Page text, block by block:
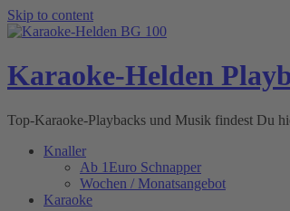
Skip to content
Karaoke-Helden
Top-Karaoke-Playbacks und Musik findest Du
Knaller
Ab 1Euro Schnapper
Wochen / Monatsangebot
Karaoke